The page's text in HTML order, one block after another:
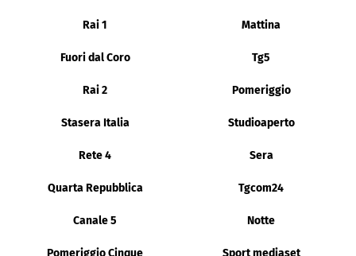
Rai 1 Mattina
Fuori dal Coro Tg5
Rai 2 Pomeriggio
Stasera Italia Studioaperto
Rete 4 Sera
Quarta Repubblica Tgcom24
Canale 5 Notte
Pomeriggio Cinque Sport mediaset